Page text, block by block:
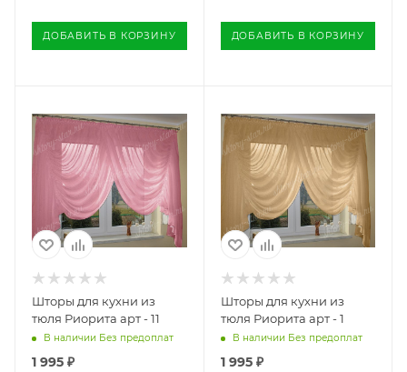
ДОБАВИТЬ В КОРЗИНУ ДОБАВИТЬ В КОРЗИНУ
Шторы для кухни из
тюля Риорита арт - 11
В наличии Без предоплат
1 995 ₽
Шторы для кухни из
тюля Риорита арт - 1
В наличии Без предоплат
1 995₽